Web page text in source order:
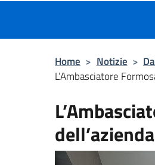
Home > Notizie >
L’Ambasciatore